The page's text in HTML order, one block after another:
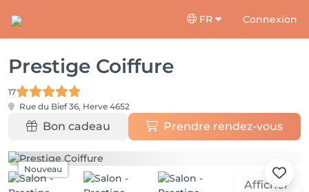
FR Connexion
Prestige Coiffure
17
Rue du Bief 36, Herve 4652
Bon cadeau Prendre rendez-vous
Nouveau
Afficher